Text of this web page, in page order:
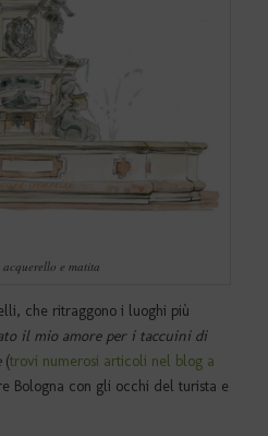
e matita
che ritraggono i luoghi più
il mio amore per i taccuini di
(trovi numerosi articoli nel blog a
Bologna con gli occhi del turista e